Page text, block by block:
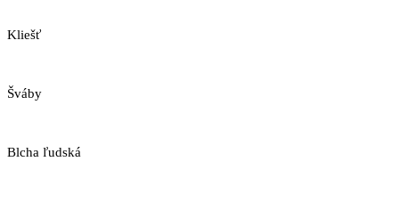
Kliešť
Šváby
Blcha ľudská